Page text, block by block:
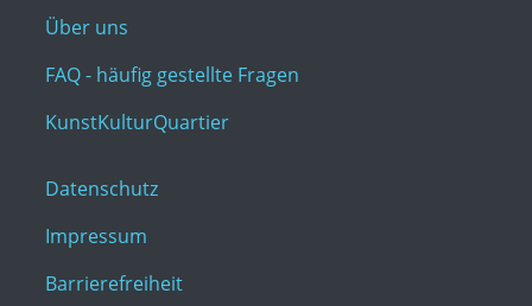
Über uns
FAQ - häufig gestellte Fragen
KunstKulturQuartier
Datenschutz
Impressum
Barrierefreiheit